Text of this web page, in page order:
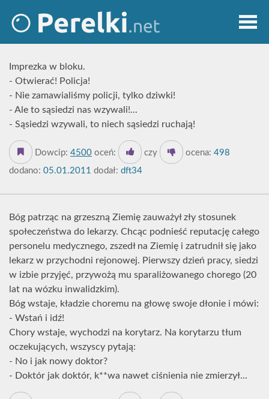
Imprezka w bloku.
- Otwierać! Policja!
- Nie zamawialiśmy policji, tylko dziwki!
- Ale to sąsiedzi nas wzywali!...
- Sąsiedzi wzywali, to niech sąsiedzi ruchają!
Dowcip: 4500 oceń: czy ocena: 498
dodano: 05.01.2011 dodał: dft34
Bóg patrząc na grzeszną Ziemię zauważył zły stosunek
społeczeństwa do lekarzy. Chcąc podnieść reputację całego
personelu medycznego, zszedł na Ziemię i zatrudnił się jako
lekarz w przychodni rejonowej. Pierwszy dzień pracy, siedzi
w izbie przyjęć, przywożą mu sparaliżowanego chorego (20
lat na wózku inwalidzkim).
Bóg wstaje, kładzie choremu na głowę swoje dłonie i mówi:
- Wstań i idź!
Chory wstaje, wychodzi na korytarz. Na korytarzu tłum
oczekujących, wszyscy pytają:
- No i jak nowy doktor?
- Doktór jak doktór, k**wa nawet ciśnienia nie zmierzył...